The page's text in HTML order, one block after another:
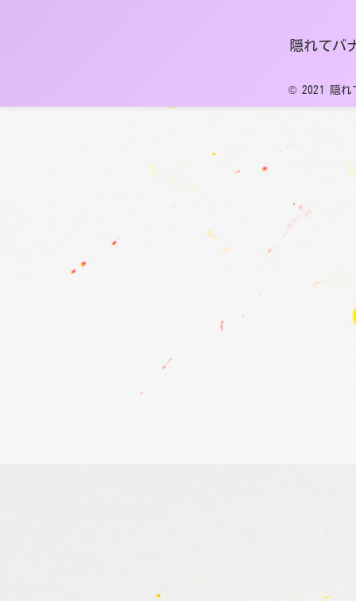
隠れてバ
© 2021 隠れ